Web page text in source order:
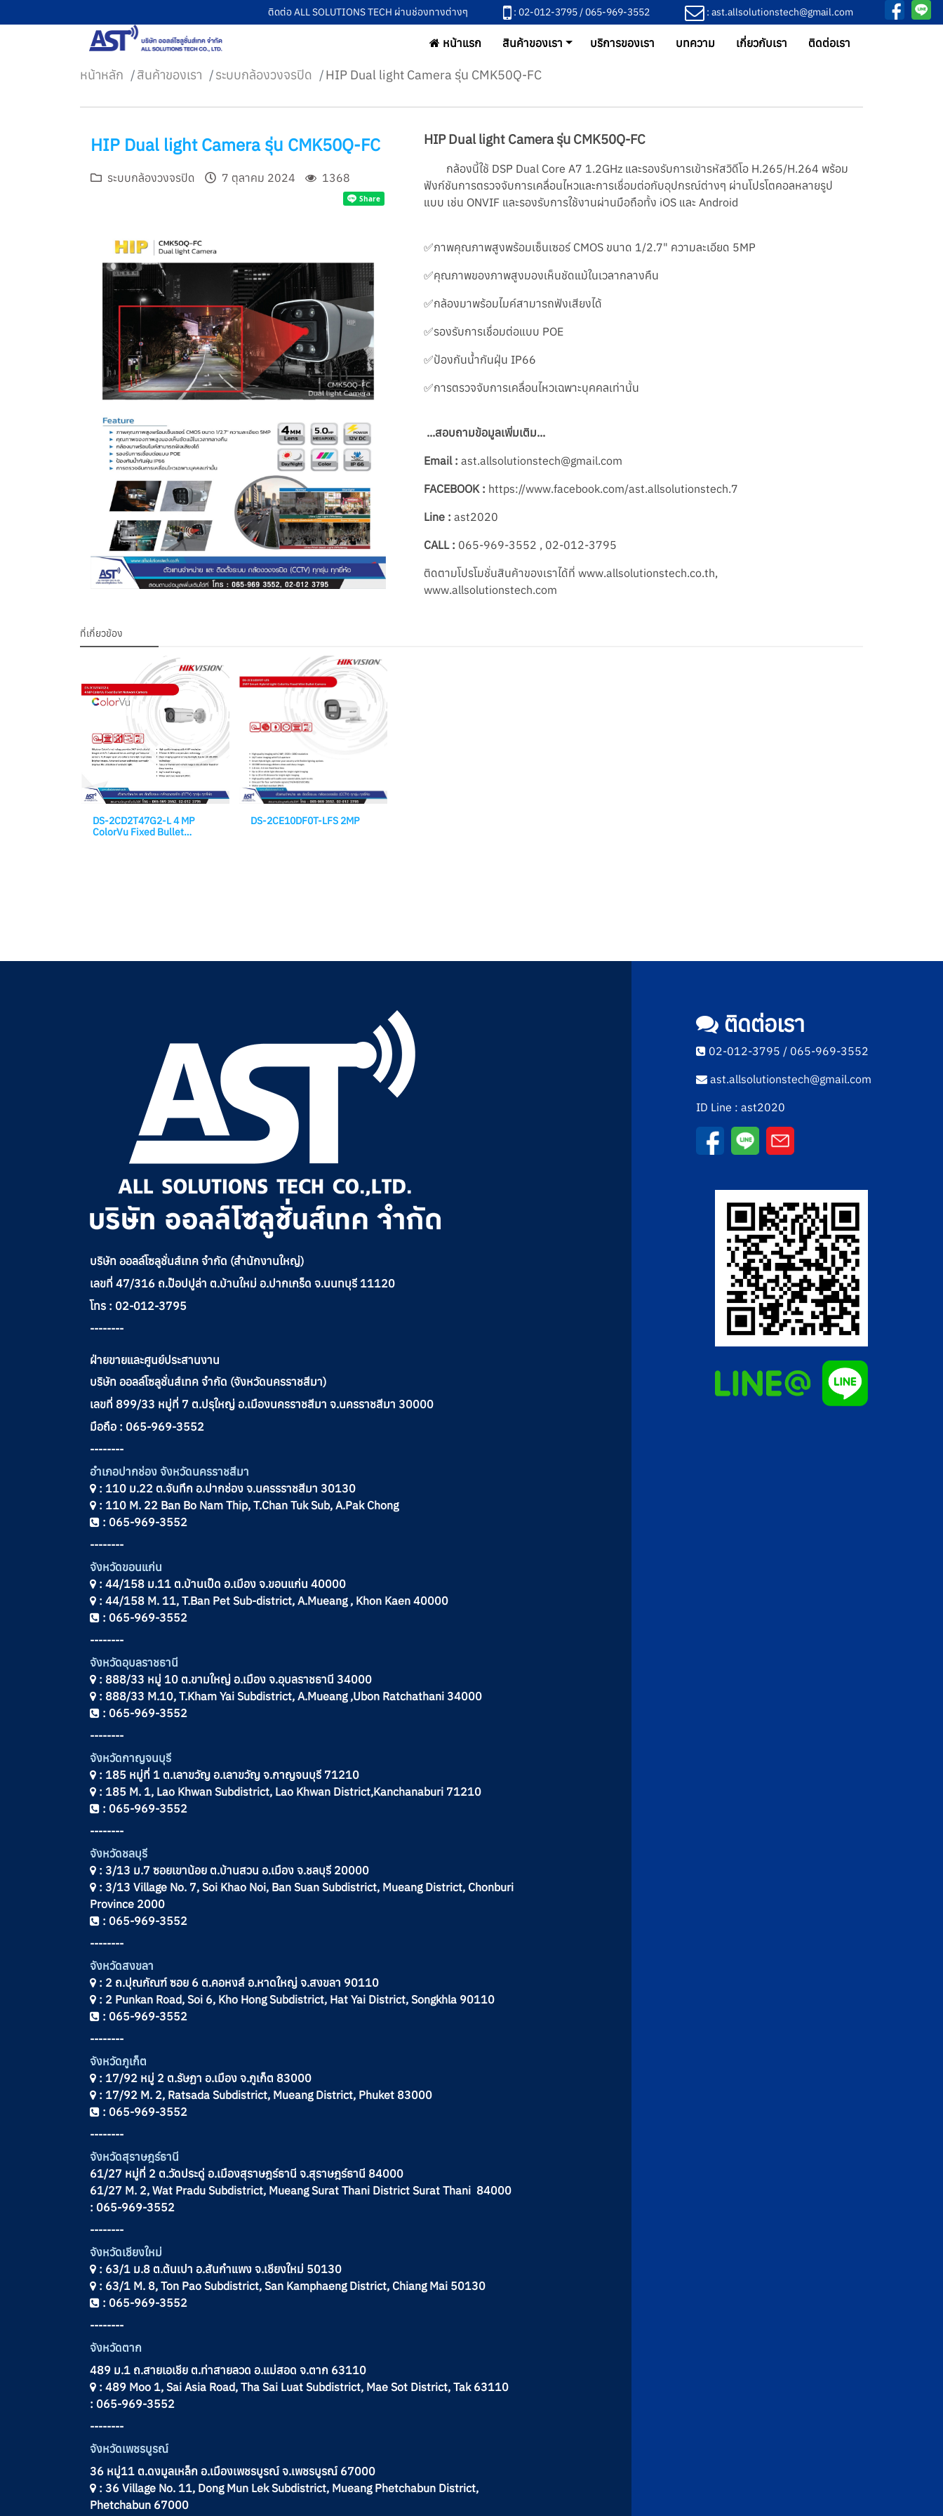
ติดต่อ ALL SOLUTIONS TECH ผ่านช่องทางต่างๆ : 02-012-3795 / 065-969-3552 : ast.allsolutionstech@gmail.com
หน้าแรก สินค้าของเรา บริการของเรา บทความ เกี่ยวกับเรา ติดต่อเรา
หน้าหลัก สินค้าของเรา ระบบกล้องวงจรปิด HIP Dual light Camera รุ่น CMK50Q-FC
HIP Dual light Camera รุ่น CMK50Q-FC
ระบบกล้องวงจรปิด 7 ตุลาคม 2024 1368
HIP Dual light Camera รุ่น CMK50Q-FC
กล้องนี้ใช้ DSP Dual Core A7 1.2GHz และรองรับการเข้ารหัสวิดีโอ H.265/H.264 พร้อม
ฟังก์ชันการตรวจจับการเคลื่อนไหวและการเชื่อมต่อกับอุปกรณ์ต่างๆ ผ่านโปรโตคอลหลายรูป
แบบ เช่น ONVIF และรองรับการใช้งานผ่านมือถือทั้ง iOS และ Android
✅ภาพคุณภาพสูงพร้อมเซ็นเซอร์ CMOS ขนาด 1/2.7" ความละเอียด 5MP
✅คุณภาพของภาพสูงมองเห็นชัดแม้ในเวลากลางคืน
✅กล้องมาพร้อมไมค์สามารถฟังเสียงได้
✅รองรับการเชื่อมต่อแบบ POE
✅ป้องกันน้ำกันฝุ่น IP66
✅การตรวจจับการเคลื่อนไหวเฉพาะบุคคลเท่านั้น
...สอบถามข้อมูลเพิ่มเติม...
Email : ast.allsolutionstech@gmail.com
FACEBOOK : https://www.facebook.com/ast.allsolutionstech.7
Line : ast2020
CALL : 065-969-3552 , 02-012-3795
ติดตามโปรโมชั่นสินค้าของเราได้ที่ www.allsolutionstech.co.th,
www.allsolutionstech.com
ที่เกี่ยวข้อง
DS-2CD2T47G2-L 4 MP
ColorVu Fixed Bullet
DS-2CE10DF0T-LFS 2MP
บริษัท ออลล์โซลูชั่นส์เทค จำกัด (สำนักงานใหญ่)
เลขที่ 47/316 ถ.ป๊อปปูล่า ต.บ้านใหม่ อ.ปากเกร็ด จ.นนทบุรี 11120
โทร : 02-012-3795
--------
ฝ่ายขายและศูนย์ประสานงาน
บริษัท ออลล์โซลูชั่นส์เทค จำกัด (จังหวัดนครราชสีมา)
เลขที่ 899/33 หมู่ที่ 7 ต.ปรุใหญ่ อ.เมืองนครราชสีมา จ.นครราชสีมา 30000
มือถือ : 065-969-3552
--------
อำเภอปากช่อง จังหวัดนครราชสีมา
: 110 ม.22 ต.จันทึก อ.ปากช่อง จ.นครรราชสีมา 30130
: 110 M. 22 Ban Bo Nam Thip, T.Chan Tuk Sub, A.Pak Chong
: 065-969-3552
--------
จังหวัดขอนแก่น
: 44/158 ม.11 ต.บ้านเป็ด อ.เมือง จ.ขอนแก่น 40000
: 44/158 M. 11, T.Ban Pet Sub-district, A.Mueang , Khon Kaen 40000
: 065-969-3552
--------
จังหวัดอุบลราชธานี
: 888/33 หมู่ 10 ต.ขามใหญ่ อ.เมือง จ.อุบลราชธานี 34000
: 888/33 M.10, T.Kham Yai Subdistrict, A.Mueang ,Ubon Ratchathani 34000
: 065-969-3552
--------
จังหวัดกาญจนบุรี
: 185 หมู่ที่ 1 ต.เลาขวัญ อ.เลาขวัญ จ.กาญจนบุรี 71210
: 185 M. 1, Lao Khwan Subdistrict, Lao Khwan District,Kanchanaburi 71210
: 065-969-3552
--------
จังหวัดชลบุรี
: 3/13 ม.7 ซอยเขาน้อย ต.บ้านสวน อ.เมือง จ.ชลบุรี 20000
: 3/13 Village No. 7, Soi Khao Noi, Ban Suan Subdistrict, Mueang District, Chonburi
Province 2000
: 065-969-3552
--------
จังหวัดสงขลา
: 2 ถ.ปุณกัณฑ์ ซอย 6 ต.คอหงส์ อ.หาดใหญ่ จ.สงขลา 90110
: 2 Punkan Road, Soi 6, Kho Hong Subdistrict, Hat Yai District, Songkhla 90110
: 065-969-3552
--------
จังหวัดภูเก็ต
: 17/92 หมู่ 2 ต.รัษฏา อ.เมือง จ.ภูเก็ต 83000
: 17/92 M. 2, Ratsada Subdistrict, Mueang District, Phuket 83000
: 065-969-3552
--------
จังหวัดสุราษฎร์ธานี
61/27 หมู่ที่ 2 ต.วัดประดู่ อ.เมืองสุราษฎร์ธานี จ.สุราษฎร์ธานี 84000
61/27 M. 2, Wat Pradu Subdistrict, Mueang Surat Thani District Surat Thani 84000
: 065-969-3552
--------
จังหวัดเชียงใหม่
: 63/1 ม.8 ต.ต้นเปา อ.สันกำแพง จ.เชียงใหม่ 50130
: 63/1 M. 8, Ton Pao Subdistrict, San Kamphaeng District, Chiang Mai 50130
: 065-969-3552
--------
จังหวัดตาก
489 ม.1 ถ.สายเอเชีย ต.ท่าสายลวด อ.แม่สอด จ.ตาก 63110
: 489 Moo 1, Sai Asia Road, Tha Sai Luat Subdistrict, Mae Sot District, Tak 63110
: 065-969-3552
--------
จังหวัดเพชรบูรณ์
36 หมู่11 ต.ดงมูลเหล็ก อ.เมืองเพชรบูรณ์ จ.เพชรบูรณ์ 67000
: 36 Village No. 11, Dong Mun Lek Subdistrict, Mueang Phetchabun District,
Phetchabun 67000
ติดต่อเรา
02-012-3795 / 065-969-3552
ast.allsolutionstech@gmail.com
ID Line : ast2020